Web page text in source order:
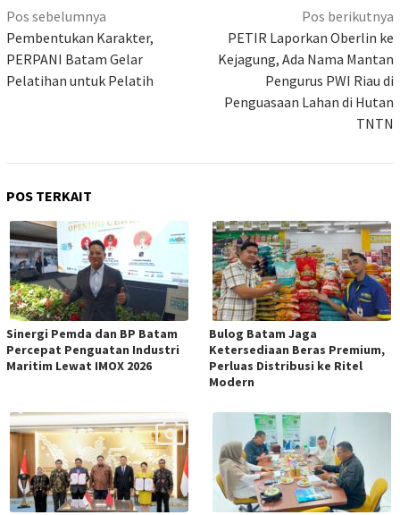
Navigasi
pos
Pos sebelumnya
Pembentukan Karakter,
PERPANI Batam Gelar
Pelatihan untuk Pelatih
Pos berikutnya
PETIR Laporkan Oberlin ke
Kejagung, Ada Nama Mantan
Pengurus PWI Riau di
Penguasaan Lahan di Hutan
TNTN
POS TERKAIT
Sinergi Pemda dan BP Batam
Percepat Penguatan Industri
Maritim Lewat IMOX 2026
Bulog Batam Jaga
Ketersediaan Beras Premium,
Perluas Distribusi ke Ritel
Modern